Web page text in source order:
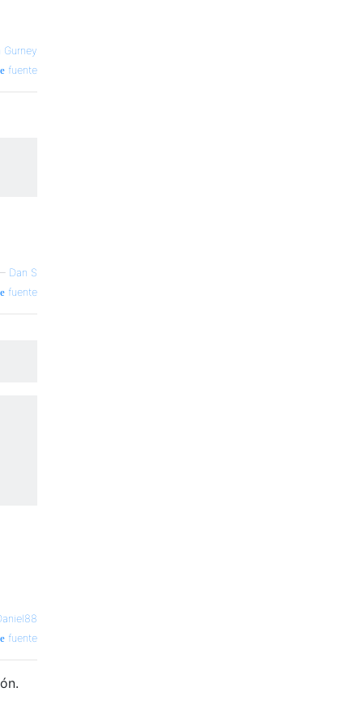
Gurney
fuente
Dan S
fuente
fuente